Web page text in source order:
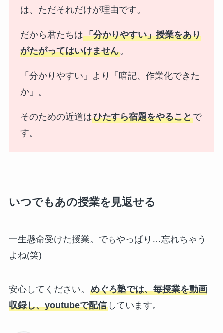
は、ただそれだけが理由です。
だから君たちは「分かりやすい」授業をあり
がたがってはいけません。
「分かりやすい」より「暗記、作業化できた
か」。
そのための近道はひたすら宿題をやることで
す。
いつでもあの授業を見返せる
一生懸命受けた授業。でもやっぱり…忘れちゃう
よね(笑)
安心してください。 めぐろ塾では、毎授業を動画
収録し、youtubeで配信しています。